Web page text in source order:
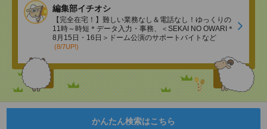
編集部イチオシ
【完全在宅！】難しい業務なし＆電話なし！ゆっくりの
11時～時短＊データ入力・事務、＜SEKAI NO OWARI＊
8月15日・16日＞ドーム公演のサポートバイトなど
(8/7UP!)
かんたん検索はこちら